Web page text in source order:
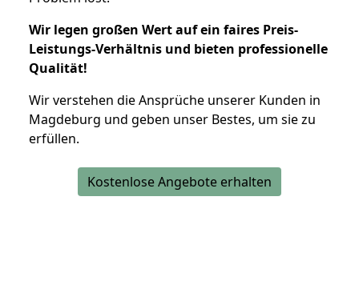
Wir legen großen Wert auf ein faires Preis-
Leistungs-Verhältnis und bieten professionelle
Qualität!
Wir verstehen die Ansprüche unserer Kunden in
Magdeburg und geben unser Bestes, um sie zu
erfüllen.
Kostenlose Angebote erhalten